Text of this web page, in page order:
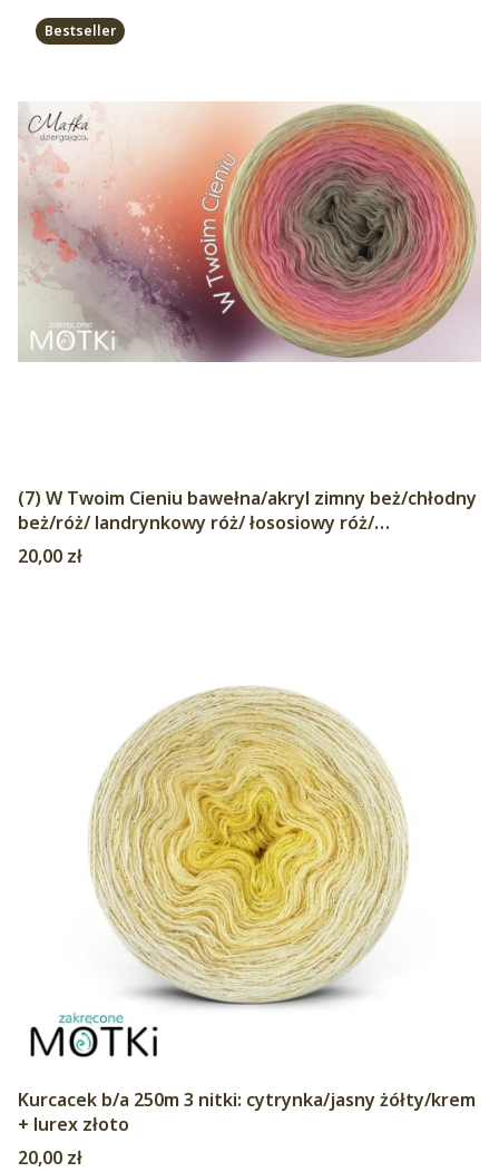
Bestseller
(7) W Twoim Cieniu bawełna/akryl zimny beż/chłodny
beż/róż/ landrynkowy róż/ łososiowy róż/
brzoskwinia/jasna pistacja
Cena
20,00 zł
Kurcacek b/a 250m 3 nitki: cytrynka/jasny żółty/krem
+ lurex złoto
Cena
20,00 zł